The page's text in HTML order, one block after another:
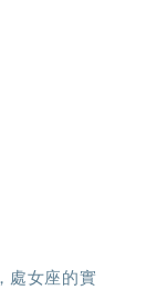
處女座的實